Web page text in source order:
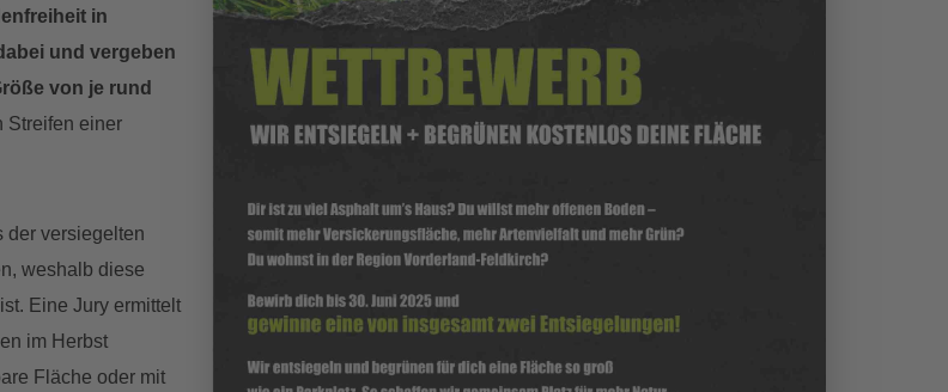
in
und vergeben
von je rund
Streifen einer
der versiegelten
weshalb diese
Eine Jury ermittelt
im Herbst
Fläche oder mit